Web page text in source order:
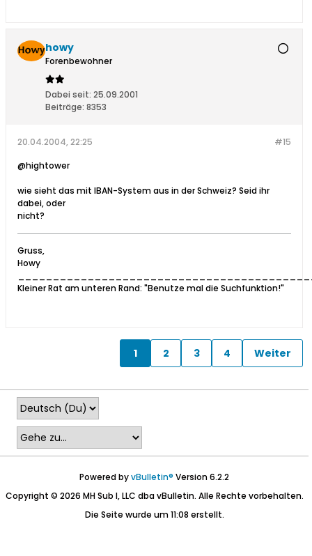
howy
Forenbewohner
Dabei seit: 25.09.2001
Beiträge: 8353
#15
20.04.2004, 22:25
@hightower
wie sieht das mit IBAN-System aus in der Schweiz? Seid ihr
dabei, oder
nicht?
Gruss,
Howy
Kleiner Rat am unteren Rand: "Benutze mal die Suchfunktion!"
1 2 3 4 Weiter
Powered byvBulletin® Version 6.2.2
Copyright © 2026 MH Sub I, LLC dba vBulletin. Alle Rechte vorbehalten.
Die Seite wurde um 11:08 erstellt.